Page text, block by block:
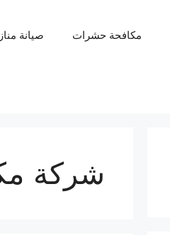
مكافحة حشرات صيانة
شركة